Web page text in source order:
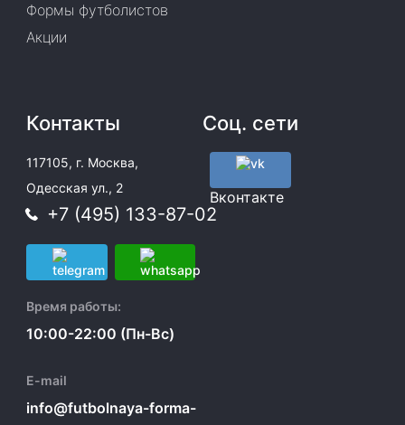
Формы футболистов
Акции
Контакты
117105, г. Москва,
Одесская ул., 2
+7 (495) 133-87-02
Время работы:
10:00-22:00 (Пн-Вс)
E-mail
info@futbolnaya-forma-
Соц. сети
Вконтакте